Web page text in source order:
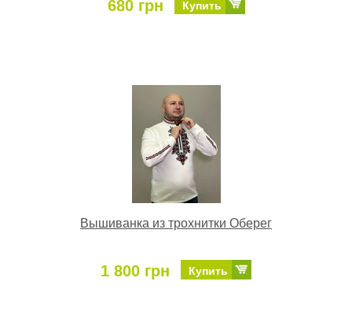
680 грн Купить
Вышиванка из трохнитки Оберег
1 800 грн Купить